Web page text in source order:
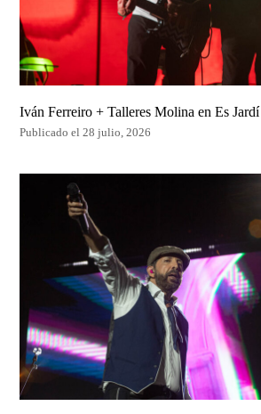
Iván Ferreiro + Talleres Molina en Es Jardí
Publicado el 28 julio, 2026